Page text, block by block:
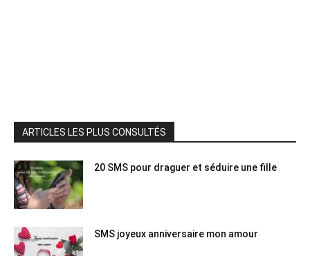
ARTICLES LES PLUS CONSULTÉS
20 SMS pour draguer et séduire une fille
SMS joyeux anniversaire mon amour